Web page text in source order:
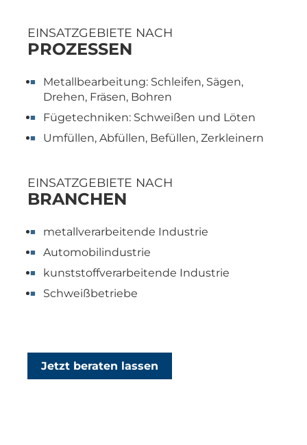
EINSATZGEBIETE NACH
PROZESSEN
Metallbearbeitung: Schleifen, Sägen,
Drehen, Fräsen, Bohren
Fügetechniken: Schweißen und Löten
Umfüllen, Abfüllen, Befüllen, Zerkleinern
EINSATZGEBIETE NACH
BRANCHEN
metallverarbeitende Industrie
Automobilindustrie
kunststoffverarbeitende Industrie
Schweißbetriebe
Jetzt beraten lassen